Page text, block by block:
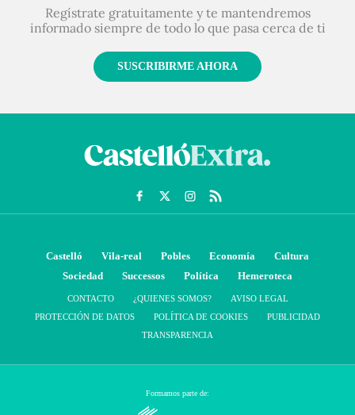
Regístrate gratuitamente y te mantendremos
informado siempre de todo lo que pasa cerca de ti
SUSCRIBIRME AHORA
Castelló Vila-real Pobles Economía
Cultura
Sociedad
Successos Política Hemeroteca
CONTACTO ¿QUIENES SOMOS?
AVISO LEGAL
PROTECCIÓN DE DATOS
POLÍTICA DE COOKIES
PUBLICIDAD
TRANSPARENCIA
Formamos parte de: